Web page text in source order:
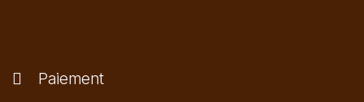
Paiement